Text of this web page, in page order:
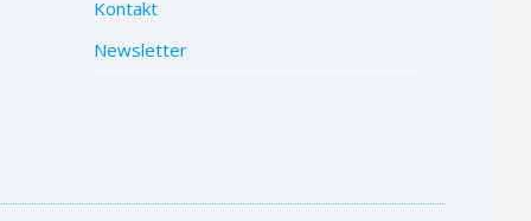
Kontakt
Newsletter